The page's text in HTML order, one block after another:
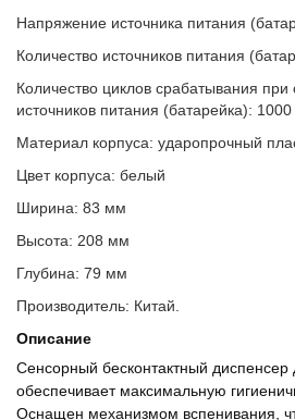
Напряжение источника питания
Количество источников питания
Количество циклов срабатывания
источников питания (батарейка): 1000
Материал корпуса: ударопрочный
Цвет корпуса: белый
Ширина: 83 мм
Высота: 208 мм
Глубина: 79 мм
Производитель: Китай.
Описание
Сенсорный бесконтактный
обеспечивает максимальную
Оснащен механизмом вспенивания,